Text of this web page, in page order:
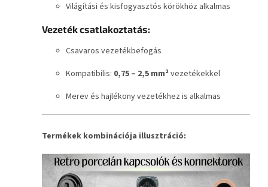
Világítási és kisfogyasztós körökhöz alkalmas
Vezeték csatlakoztatás:
Csavaros vezetékbefogás
Kompatibilis: 0,75 – 2,5 mm²vezetékekkel
Merev és hajlékony vezetékhez is alkalmas
Termékek kombinációja illusztráció: